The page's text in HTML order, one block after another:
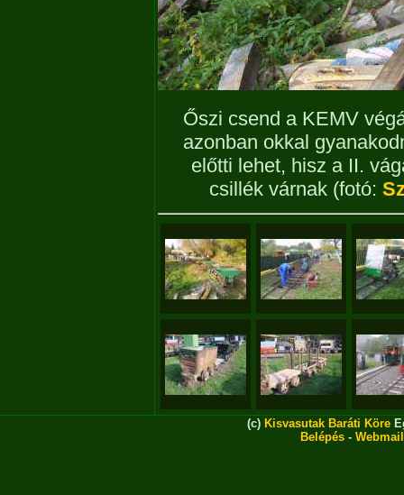
Őszi csend a KEMV
azonban okkal
előtti lehet, hisz a II.
csillék várnak (fotó:
(c) Kisvasutak Baráti Köre
Belépés - Webmail